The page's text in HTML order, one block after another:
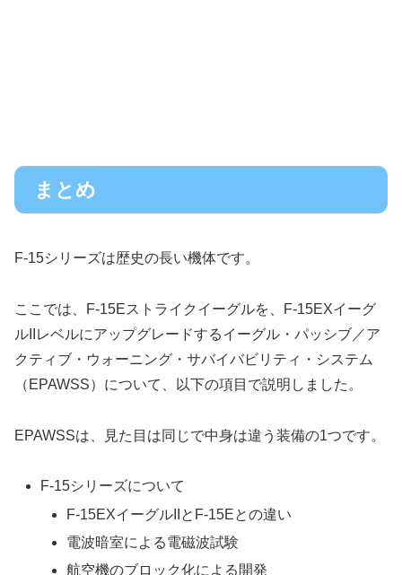
まとめ
F-15シリーズは歴史の長い機体です。
ここでは、F-15Eストライクイーグルを、F-15EXイーグ
ルIIレベルにアップグレードするイーグル・パッシブ／ア
クティブ・ウォーニング・サバイバビリティ・システム
（EPAWSS）について、以下の項目で説明しました。
EPAWSSは、見た目は同じで中身は違う装備の1つです。
F-15シリーズについて
F-15EXイーグルIIとF-15Eとの違い
電波暗室による電磁波試験
航空機のブロック化による開発